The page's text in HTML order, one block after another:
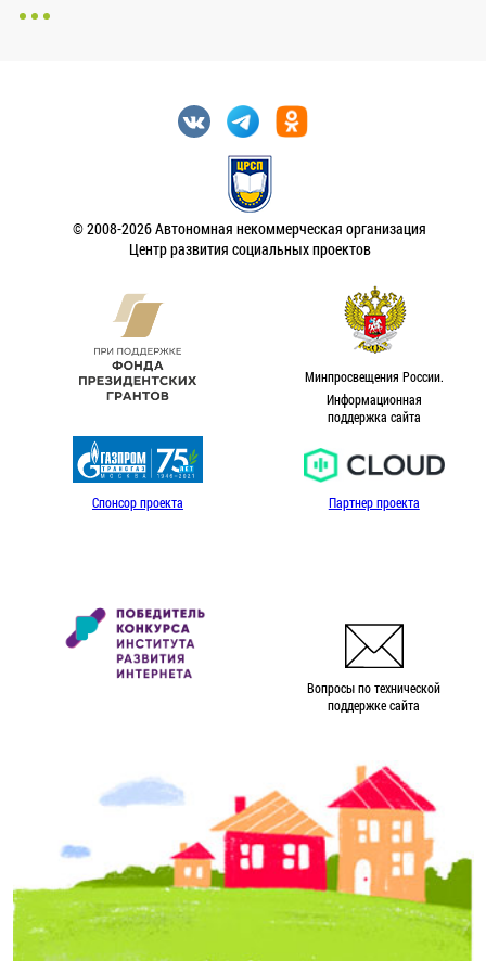
© 2008-2026 Автономная некоммерческая организация
Центр развития социальных проектов
Минпросвещения России.
Информационная
поддержка сайта
Спонсор проекта Партнер проекта
Вопросы по технической
поддержке сайта